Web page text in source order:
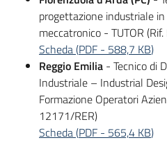
progettazione industriale
meccatronico - TUTOR
Scheda(PDF - 588,7 KB)
Reggio Emilia - Tecnico di
Industriale – Industrial
Formazione Operatori
12171/RER)
Scheda(PDF - 565,4 KB)